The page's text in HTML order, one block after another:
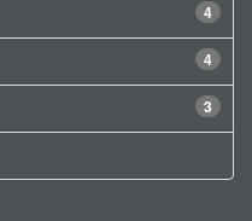
4
4
3